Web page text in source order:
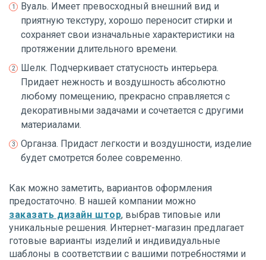
Вуаль. Имеет превосходный внешний вид и
приятную текстуру, хорошо переносит стирки и
сохраняет свои изначальные характеристики на
протяжении длительного времени.
Шелк. Подчеркивает статусность интерьера.
Придает нежность и воздушность абсолютно
любому помещению, прекрасно справляется с
декоративными задачами и сочетается с другими
материалами.
Органза. Придаст легкости и воздушности, изделие
будет смотрется более современно.
Как можно заметить, вариантов оформления
предостаточно. В нашей компании можно
заказать дизайн штор, выбрав типовые или
уникальные решения. Интернет-магазин предлагает
готовые варианты изделий и индивидуальные
шаблоны в соответствии с вашими потребностями и